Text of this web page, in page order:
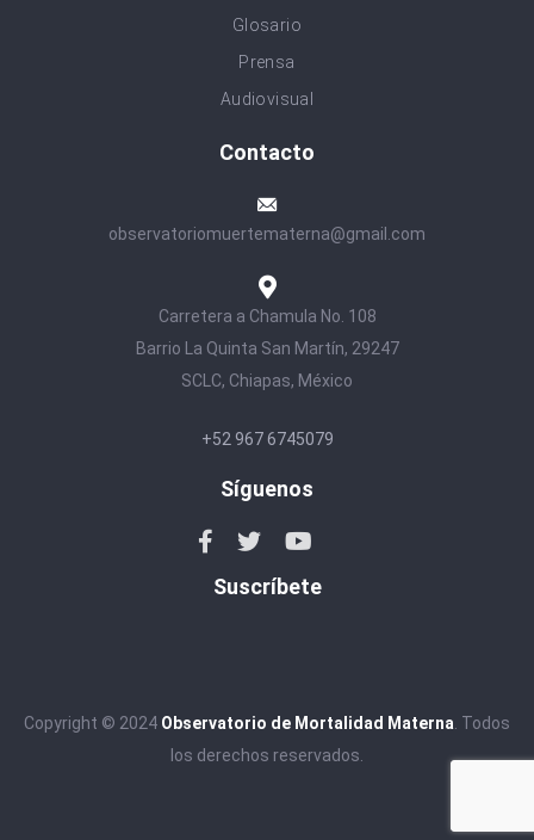
Glosario
Prensa
Audiovisual
Contacto
observatoriomuertematerna@gmail.com
Carretera a Chamula No. 108
Barrio La Quinta San Martín, 29247
SCLC, Chiapas, México
+52 967 6745079
Síguenos
Suscríbete
Copyright © 2024 Observatorio de Mortalidad Materna . Todos
los derechos reservados.